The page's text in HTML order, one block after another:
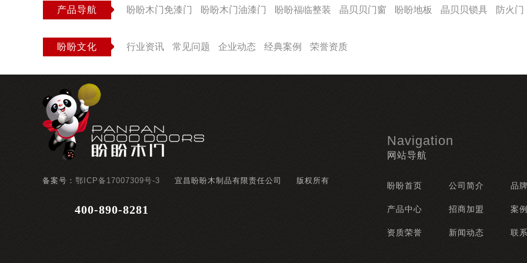
产品导航 盼盼木门免漆门 盼盼木门油漆门 盼盼福临整装 晶贝贝门窗 盼盼地板 晶贝贝锁具 防火门
盼盼文化 行业资讯 常见问题 企业动态 经典案例 荣誉资质
备案号： 鄂ICP备17007309号-3 宜昌盼盼木制品有限责任公司 版权所有
400-890-8281
Navigation
网站导航
盼盼首页 公司简介 品
产品中心 招商加盟 案
资质荣誉 新闻动态 联